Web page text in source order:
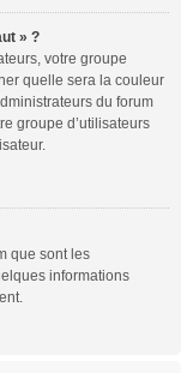
» ?
votre groupe
quelle sera la couleur
du forum
groupe d’utilisateurs
que sont les
informations